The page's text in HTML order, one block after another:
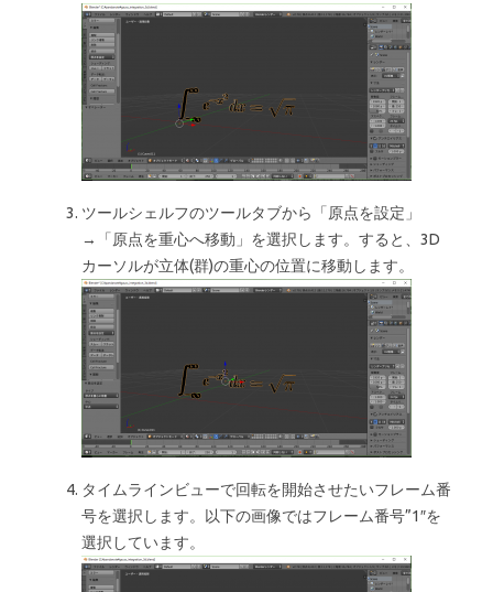
ツールシェルフのツールタブから「原点を設定」
→「原点を重心へ移動」を選択します。すると、3D
カーソルが立体(群)の重心の位置に移動します。
タイムラインビューで回転を開始させたいフレーム番
号を選択します。以下の画像ではフレーム番号”1″を
選択しています。